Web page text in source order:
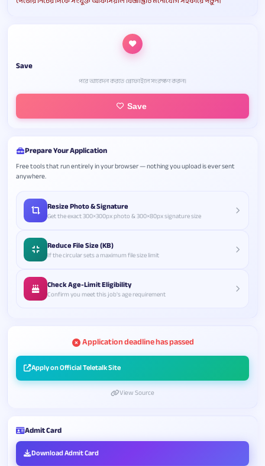
Save
পরে আবেদন করতে প্রোফাইলে সংরক্ষণ করুন।
Save
Prepare Your Application
Free tools that run entirely in your browser — nothing you upload is ever sent
anywhere.
Resize Photo & Signature
Get the exact 300×300px photo & 300×80px signature size
Reduce File Size (KB)
If the circular sets a maximum file size limit
Check Age-Limit Eligibility
Confirm you meet this job's age requirement
Application deadline has passed
Apply on Official Teletalk Site
View Source
Admit Card
Download Admit Card